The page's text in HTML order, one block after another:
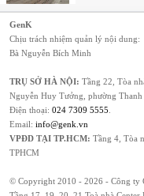
GenK
Chịu trách nhiệm quản lý nội dung:
Bà Nguyễn Bích Minh
TRỤ SỞ HÀ NỘI: Tầng 22, Tòa
Nguyễn Huy Tưởng, phường
Điện thoại: 024 7309 5555
Email: info@genk.vn
VPĐD TẠI TP.HCM: Tầng 4, Tòa
TPHCM
© Copyright 2010 - 2026 - Công ty